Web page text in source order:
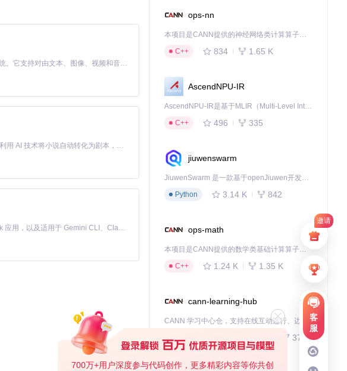
邀请
客
服
700万+用户深度参与代码创作，更多精彩内容等你共创
MiniMax H3 是一个通用的全模态生成系统。它支持对由文本、图像、视频和音频组成的多模态上下文进行统一理解，并能生成分辨率高达 2K、时长可达 15 秒的带原生立体声音频的视频。得益于面向任务泛化的系统设计，H3 在预训练阶段就已具备广泛的多模态上下文理解与生成能力，能够出色地执行复杂的多模态指令。
Toonflow 是一款 AI 短剧漫剧工具，能够利用 AI 技术将小说自动转化为剧本，并结合 AI 生成的图片和视频，实现高效的短剧创作。借助 Toonflow，可以轻松完成从文字到影像的全流程，让短剧制作变得更加智能与便捷。
免费、本地、开源的 24/7 全天候 Cowork 应用，以及适用于 Gemini CLI、Claude Code、Codex、OpenCode、Qwen Code、Goose CLI、Auggie 等的 OpenClaw | 🌟 喜欢就点star吧
ops-nn
本项目是CANN提供的神经网络类计算算子库，实现网络在NPU上加速计算。
C++
834 1.65 K
AscendNPU-IR
AscendNPU-IR是基于MLIR（Multi-Level Intermediate Representation）构建的，面向昇腾亲和算子编译时使用的中间表示，提供昇腾完备表达能力，通过编译优化提升昇腾AI处理器计算效率，支持通过生态框架使能昇腾AI处理器与深度调优
C++
496 335
jiuwenswarm
JiuwenSwarm 是一款基于openJiuwen开发的智能AI Agent，它能够将大语言模型的强大能力，通过你日常使用的各类通讯应用，直接延伸至你的指尖。
Python
3.14 K 842
ops-math
本项目是CANN提供的数学类基础计算算子库，实现网络在NPU上加速计算。
C++
1.24 K 1.35 K
cann-learning-hub
Jupyter Notebook
377